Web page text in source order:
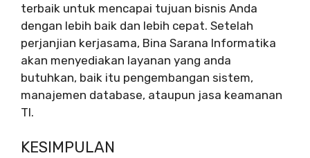
terbaik untuk mencapai tujuan bisnis Anda
dengan lebih baik dan lebih cepat. Setelah
perjanjian kerjasama, Bina Sarana Informatika
akan menyediakan layanan yang anda
butuhkan, baik itu pengembangan sistem,
manajemen database, ataupun jasa keamanan
TI.
KESIMPULAN